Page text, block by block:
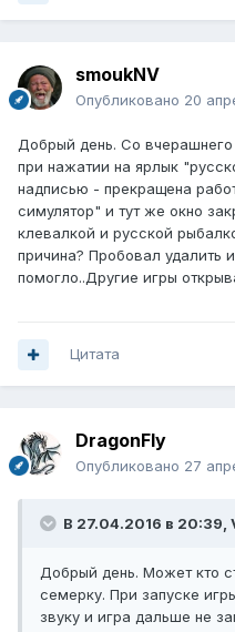
smoukNV
Опубликовано 20
Добрый день. Со вчерашнего
при нажатии на ярлык
надписью - прекращена
симулятор" и тут же окно
клевалкой и русской
причина? Пробовал удалить
помогло..Другие игры
Цитата
DragonFly
Опубликовано 27
В 27.04.2016 в 20:39,
Добрый день. Может кто
семерку. При запуске
звуку и игра дальше не